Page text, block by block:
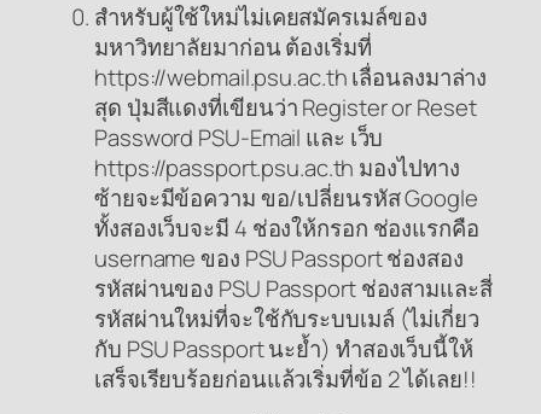
สำหรับผู้ใช้ใหม่ไม่เคยสมัครเมล์ของ
มหาวิทยาลัยมาก่อน ต้องเริ่มที่
https://webmail.psu.ac.th เลื่อนลงมาล่าง
สุด ปุ่มสีแดงที่เขียนว่า Register or Reset
Password PSU-Email และ เว็บ
https://passport.psu.ac.th มองไปทาง
ซ้ายจะมีข้อความ ขอ/เปลี่ยนรหัส Google
ทั้งสองเว็บจะมี 4 ช่องให้กรอก ช่องแรกคือ
username ของ PSU Passport ช่องสอง
รหัสผ่านของ PSU Passport ช่องสามและสี่
รหัสผ่านใหม่ที่จะใช้กับระบบเมล์ (ไม่เกี่ยว
กับ PSU Passport นะย้ำ) ทำสองเว็บนี้ให้
เสร็จเรียบร้อยก่อนแล้วเริ่มที่ข้อ 2 ได้เลย!!